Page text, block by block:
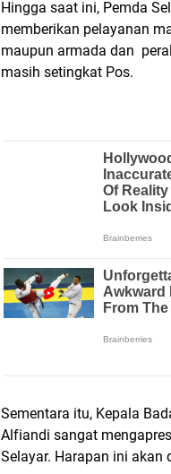
Hingga saat ini, Pemda
memberikan pelayanan
maupun armada dan
masih setingkat Pos.
Sementara itu, Kepala
Alfiandi sangat
Selayar. Harapan ini